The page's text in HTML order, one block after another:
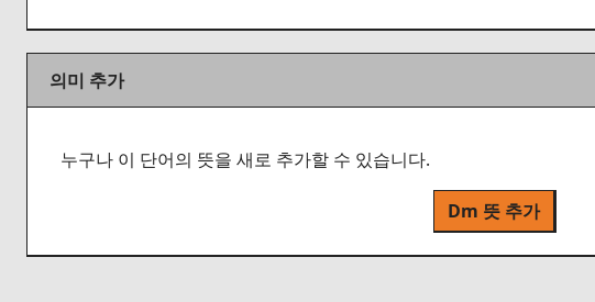
의미 추가
누구나 이 단어의 뜻을 새로 추가할 수 있습니다.
Dm 뜻 추가